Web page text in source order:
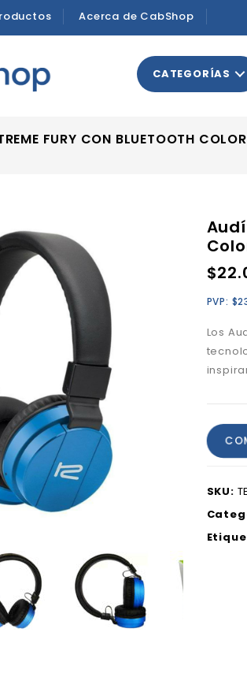
Acerca de CabShop
CATEGORÍAS
FURY CON BLUETOOTH
$
PVP: $
Los
SKU: